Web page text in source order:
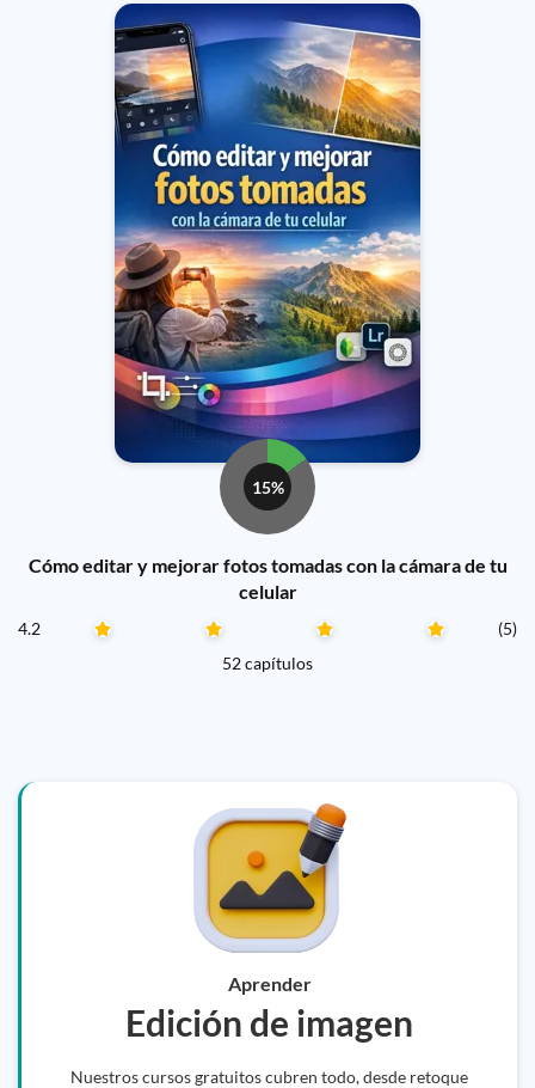
15%
Cómo editar y mejorar fotos tomadas con la cámara de tu
celular
4.2
(5)
52 capítulos
Aprender
Edición de imagen
Nuestros cursos gratuitos cubren todo, desde retoque